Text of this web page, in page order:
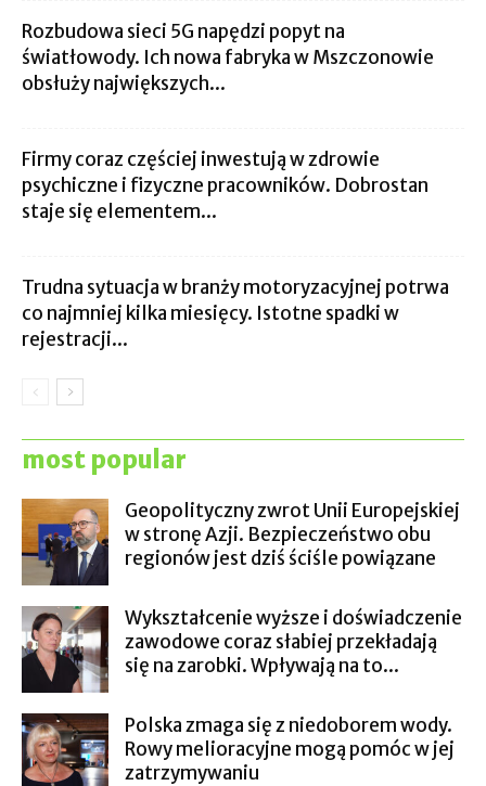
Rozbudowa sieci 5G napędzi popyt na
światłowody. Ich nowa fabryka w Mszczonowie
obsłuży największych...
Firmy coraz częściej inwestują w zdrowie
psychiczne i fizyczne pracowników. Dobrostan
staje się elementem...
Trudna sytuacja w branży motoryzacyjnej potrwa
co najmniej kilka miesięcy. Istotne spadki w
rejestracji...
most popular
Geopolityczny zwrot Unii Europejskiej
w stronę Azji. Bezpieczeństwo obu
regionów jest dziś ściśle powiązane
Wykształcenie wyższe i doświadczenie
zawodowe coraz słabiej przekładają
się na zarobki. Wpływają na to...
Polska zmaga się z niedoborem wody.
Rowy melioracyjne mogą pomóc w jej
zatrzymywaniu